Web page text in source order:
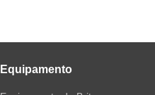
Equipamento